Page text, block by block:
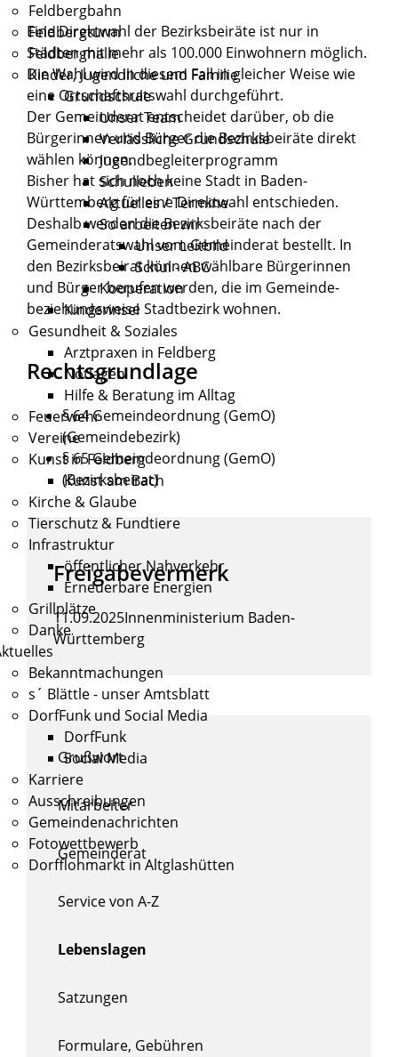
Feldbergbahn
Feldbergturm
Feldberghalle
Kinder, Jugendliche und Familie
Grundschule
Unser Team
Verlässliche Grundschule
Jugendbegleiterprogramm
Schulleben
Aktuelles / Termine
So arbeiten wir
Unser Leitbild
Schul - ABC
Kooperation
Kinderinsel
Gesundheit & Soziales
Arztpraxen in Feldberg
Notlagen
Hilfe & Beratung im Alltag
Feuerwehr
Vereine
Kunst in Feldberg
Kunst am Bach
Kirche & Glaube
Tierschutz & Fundtiere
Infrastruktur
öffentlicher Nahverkehr
Erneuerbare Energien
Grillplätze
Danke
Bekanntmachungen
s´ Blättle - unser Amtsblatt
DorfFunk und Social Media
DorfFunk
Social Media
Karriere
Ausschreibungen
Gemeindenachrichten
Fotowettbewerb
Dorfflohmarkt in Altglashütten
Eine Direktwahl der Bezirksbeiräte ist nur in
Städten mit mehr als 100.000 Einwohnern möglich.
Die Wahl wird in diesem Fall in gleicher Weise wie
eine Ortschaftsratswahl durchgeführt.
Der Gemeinderat entscheidet darüber, ob die
Bürgerinnen und Bürger die Bezirksbeiräte direkt
wählen können.
Bisher hat sich noch keine Stadt in Baden-
Württemberg für eine Direktwahl entschieden.
Deshalb werden die Bezirksbeiräte nach der
Gemeinderatswahl vom Gemeinderat bestellt. In
den Bezirksbeirat können wählbare Bürgerinnen
und Bürger berufen werden, die im Gemeinde-
beziehungsweise Stadtbezirk wohnen.
Rechtsgrundlage
§ 64 Gemeindeordnung (GemO)
(Gemeindebezirk)
§ 65 Gemeindeordnung (GemO)
(Bezirksbeirat)
Freigabevermerk
11.09.2025Innenministerium Baden-
Württemberg
Grußwort
Mitarbeiter
Gemeinderat
Service von A-Z
Lebenslagen
Satzungen
Formulare, Gebühren